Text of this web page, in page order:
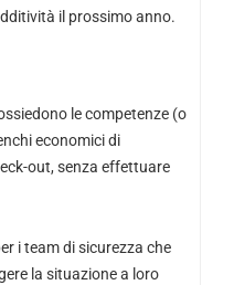
il prossimo anno.
le competenze (o
economici di
out, senza effettuare
i team di sicurezza che
la situazione a loro